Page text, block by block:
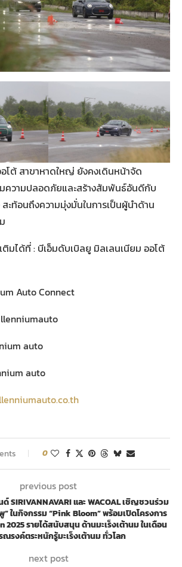
โต้ สาขาหาดใหญ่ ยังคงเดินหน้าจัด
ความปลอดภัยและสร้างสัมพันธ์อันดีกับ
ะท้อนถึงความมุ่งมั่นในการเป็นผู้นำด้าน
มได้ที่ : บีเอ็มดับเบิลยู มิลเลนเนียม ออโต้
Auto Connect
auto
auto
0
previous post
SIRIVANNAVARI และ WACOAL เชิญชวนร่วม
ในกิจกรรม “Pink Bloom” พร้อมเปิดโครงการ
รายได้สนับสนุน ด้านมะเร็งเต้านม ในเดือน
ณรงค์ตระหนักรู้มะเร็งเต้านม ทั่วโลก
next post